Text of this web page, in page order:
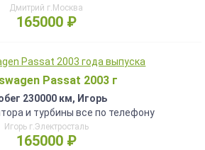
Дмитрий г.Москва
165000 ₽
Passat 2003 г
230000 км, Игорь
и турбины все по телефону
Игорь г.Электросталь
165000 ₽